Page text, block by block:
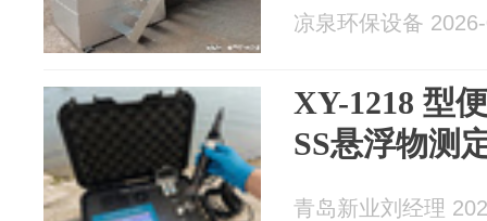
凉泉环保设备
XY-1218 型
SS悬浮物测
青岛新业刘经理